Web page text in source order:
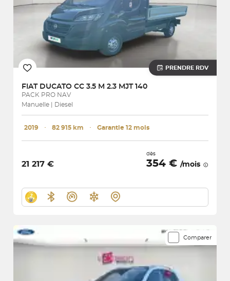
PRENDRE RDV
FIAT DUCATO CC 3.5 M 2.3 MJT 140
PACK PRO NAV
Manuelle | Diesel
2019 ･ 82 915 km ･ Garantie 12 mois
21 217 €
dès
354 € /mois
Comparer